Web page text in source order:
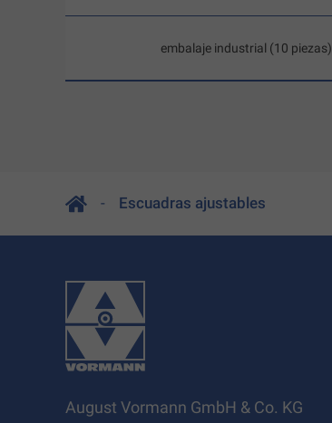
embalaje industrial (10 piezas)
Escuadras ajustables
August Vormann GmbH & Co. KG